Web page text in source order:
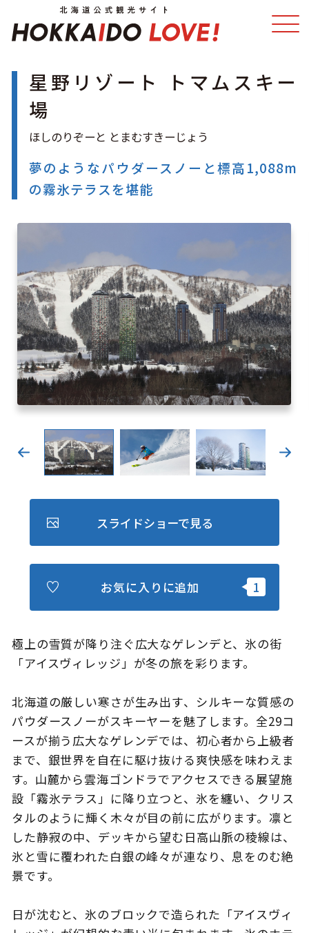
特集
温泉 イベント
モデルコース エリアガイド
キュンちゃんオンラインショップ
北海道はやわかり
旅のテーマで探す
キュンちゃんの部屋
事業者の皆さまへ
動画ライブラリー フォトライブラリー
お問い合わせ
Languages
星野リゾート トマムスキー
場
夢のようなパウダースノーと標高1,088m
の霧氷テラスを堪能
極上の雪質が降り注ぐ広大なゲレンデと、氷の街
「アイスヴィレッジ」が冬の旅を彩ります。
北海道の厳しい寒さが生み出す、シルキーな質感の
パウダースノーがスキーヤーを魅了します。全29コ
ースが揃う広大なゲレンデでは、初心者から上級者
まで、銀世界を自在に駆け抜ける爽快感を味わえま
す。山麓から雲海ゴンドラでアクセスできる展望施
設「霧氷テラス」に降り立つと、氷を纏い、クリス
タルのように輝く木々が目の前に広がります。凛と
した静寂の中、デッキから望む日高山脈の稜線は、
氷と雪に覆われた白銀の峰々が連なり、息をのむ絶
景です。
日が沈むと、氷のブロックで造られた「アイスヴィ
スライドショーで見る
お気に入りに追加